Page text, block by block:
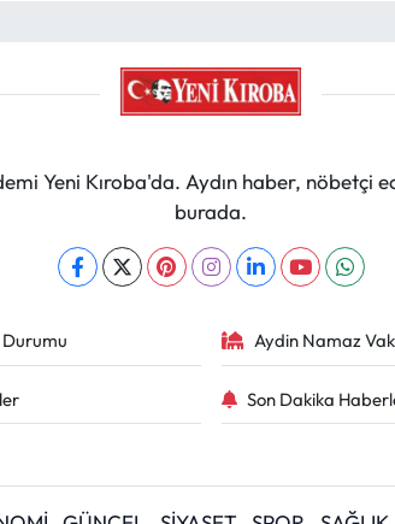
Yeni Kıroba'da. Aydın haber,
burada.
Durumu Aydin Namaz
Son Dakika